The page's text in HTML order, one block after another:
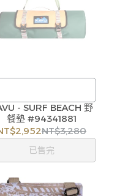
訂購注意事項 :
品流動性快且多個平台共
庫存，偶有下單後缺貨情
交期或更換商品，如無法
- SURF BEACH 野
餐墊 #94341881
NT$3,280
已售完